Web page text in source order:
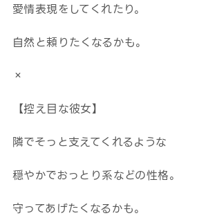
愛情表現をしてくれたり。
自然と頼りたくなるかも。
×
【控え目な彼女】
隣でそっと支えてくれるような
穏やかでおっとり系などの性格。
守ってあげたくなるかも。